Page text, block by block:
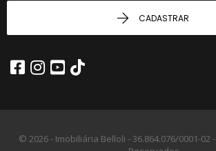
CADASTRAR
© 2026 - Imobiliária Belloli -36.864.076/0001-02 -